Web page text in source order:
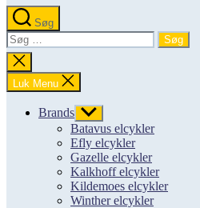
Søg
Søg
efter:
Luk
søgning
Luk Menu
Brands Vis
undermenu
Batavus elcykler
Efly elcykler
Gazelle elcykler
Kalkhoff elcykler
Kildemoes elcykler
Winther elcykler